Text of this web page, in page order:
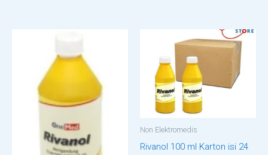
Non Elektromedis
Rivanol 100 ml Karton isi 24